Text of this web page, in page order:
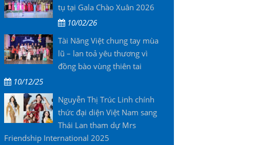
tụ tại Gala Chào Xuân 2026
10/02/26
Tài Năng Việt chung tay mùa
lũ – lan toả yêu thương vì
đồng bào vùng thiên tai
10/12/25
Nguyễn Thị Trúc Linh chính
thức đại diện Việt Nam sang
Thái Lan tham dự Mrs
Friendship International 2025